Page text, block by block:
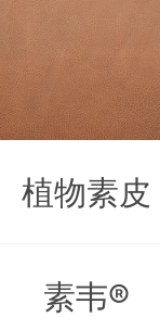
植物素皮
素韦®